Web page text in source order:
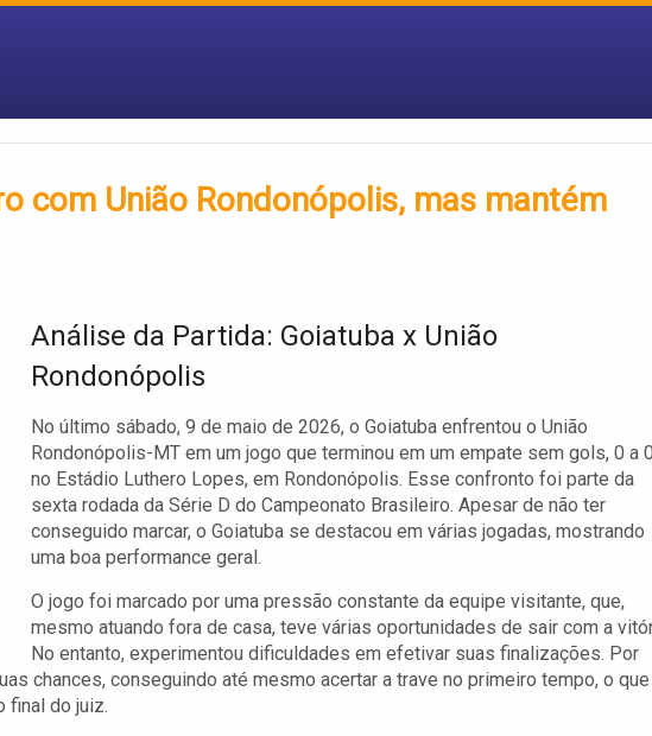
com União Rondonópolis, mas mantém
Análise da Partida: Goiatuba x União
Rondonópolis
No último sábado, 9 de maio de 2026, o Goiatuba enfrentou o União
Rondonópolis-MT em um jogo que terminou em um empate sem gols, 0 a
no Estádio Luthero Lopes, em Rondonópolis. Esse confronto foi parte da
sexta rodada da Série D do Campeonato Brasileiro. Apesar de não ter
conseguido marcar, o Goiatuba se destacou em várias jogadas, mostrando
uma boa performance geral.
O jogo foi marcado por uma pressão constante da equipe visitante, que,
mesmo atuando fora de casa, teve várias oportunidades de sair com a
No entanto, experimentou dificuldades em efetivar suas finalizações. Por
chances, conseguindo até mesmo acertar a trave no primeiro tempo, o que
final do juiz.